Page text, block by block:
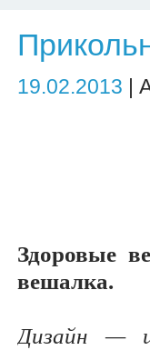
19.02.2013 |
Здоровые
вешалка.
Дизайн —